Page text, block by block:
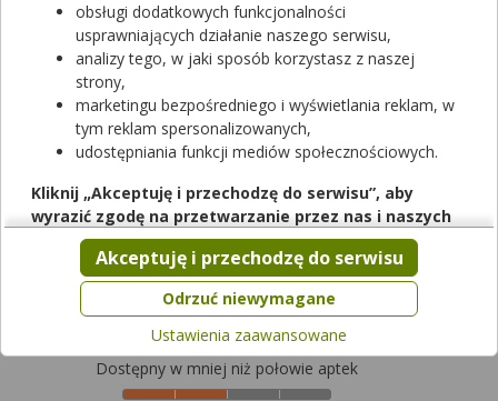
Fromilid Uno
tabletki o zmodyfikowanym uwalnianiu|500 mg| 7 tabl.
lek na receptę
Rezerwuj
Cena zależna od apteki
Dostępny w mniej niż połowie aptek
obsługi dodatkowych funkcjonalności
usprawniających działanie naszego serwisu,
analizy tego, w jaki sposób korzystasz z naszej
strony,
marketingu bezpośredniego i wyświetlania reklam, w
tym reklam spersonalizowanych,
udostępniania funkcji mediów społecznościowych.
Kliknij „Akceptuję i przechodzę do serwisu”, aby
wyrazić zgodę na przetwarzanie przez nas i naszych
partnerów Twoich danych w powyższych celach.
Pamiętaj, że wyrażenie zgody jest dobrowolne, a wyrażoną
zgodę możesz w każdej chwili cofnąć, możesz też wycofać
zgodę na przetwarzanie Twoich danych tylko w niektórych
celach. Jeżeli chcesz dowiedzieć się więcej lub chcesz
przeprowadzić konfigurację szczegółową, to możesz tego
dokonać za pomocą „Ustawień zaawansowanych”.
Odrzuć niewymagane
Akceptuję i przechodzę do serwisu
Ustawienia zaawansowane